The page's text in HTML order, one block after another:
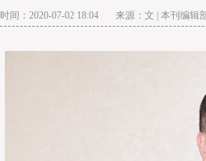
时间：2020-07-02 18:04 来源：文 | 本刊编辑